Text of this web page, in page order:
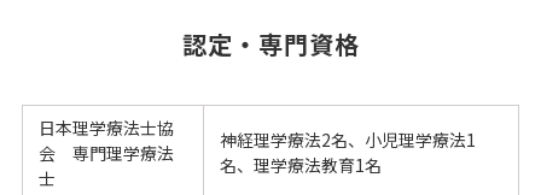
認定・専門資格
日本理学療法士協
会 専門理学療法
士
神経理学療法2名、小児理学療法1
名、理学療法教育1名